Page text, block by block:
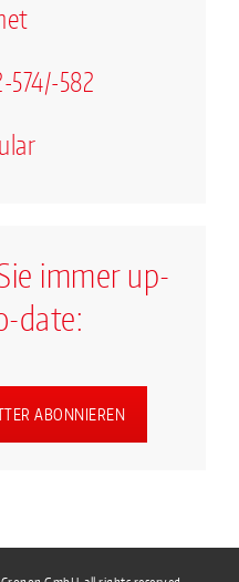
574/-582
immer up-
date:
ABONNIEREN